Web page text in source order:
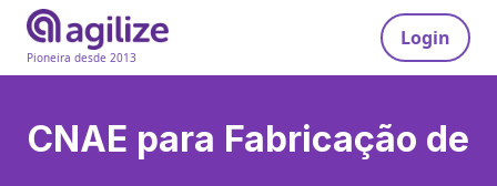
Pioneira desde 2013
Login
CNAE para Fabricação de